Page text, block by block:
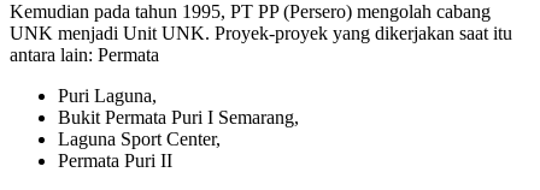
Kemudian pada tahun 1995, PT PP (Persero) mengolah cabang
UNK menjadi Unit UNK. Proyek-proyek yang dikerjakan saat itu
antara lain: Permata
Puri Laguna,
Bukit Permata Puri I Semarang,
Laguna Sport Center,
Permata Puri II